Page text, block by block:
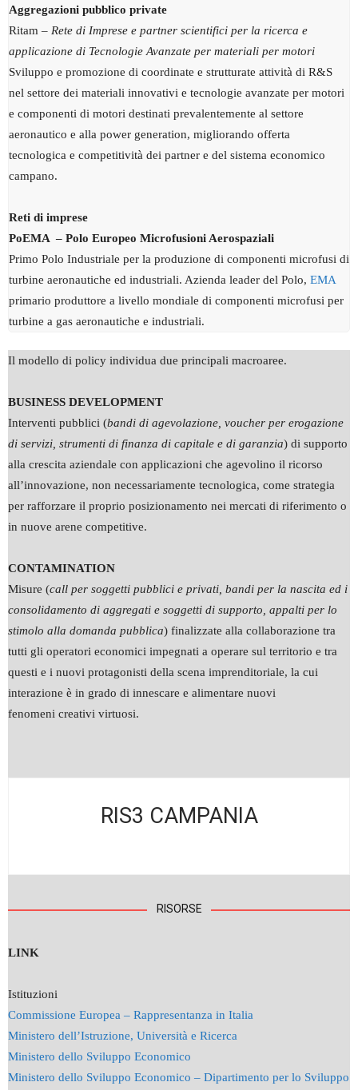
Aggregazioni pubblico private
Ritam – Rete di Imprese e partner scientifici per la ricerca e
applicazione di Tecnologie Avanzate per materiali per motori
Sviluppo e promozione di coordinate e strutturate attività di R&S
nel settore dei materiali innovativi e tecnologie avanzate per motori
e componenti di motori destinati prevalentemente al settore
aeronautico e alla power generation, migliorando offerta
tecnologica e competitività dei partner e del sistema economico
campano.
Reti di imprese
PoEMA – Polo Europeo Microfusioni Aerospaziali
Primo Polo Industriale per la produzione di componenti microfusi di
turbine aeronautiche ed industriali. Azienda leader del Polo, EMA
primario produttore a livello mondiale di componenti microfusi per
turbine a gas aeronautiche e industriali.
Il modello di policy individua due principali macroaree.
BUSINESS DEVELOPMENT
Interventi pubblici (bandi di agevolazione, voucher per erogazione
di servizi, strumenti di finanza di capitale e di garanzia) di supporto
alla crescita aziendale con applicazioni che agevolino il ricorso
all’innovazione, non necessariamente tecnologica, come strategia
per rafforzare il proprio posizionamento nei mercati di riferimento o
in nuove arene competitive.
CONTAMINATION
Misure (call per soggetti pubblici e privati, bandi per la nascita ed i
consolidamento di aggregati e soggetti di supporto, appalti per lo
stimolo alla domanda pubblica) finalizzate alla collaborazione tra
tutti gli operatori economici impegnati a operare sul territorio e tra
questi e i nuovi protagonisti della scena imprenditoriale, la cui
interazione è in grado di innescare e alimentare nuovi
fenomeni creativi virtuosi.
RIS3 CAMPANIA
RISORSE
LINK
Istituzioni
Commissione Europea – Rappresentanza in Italia
Ministero dell’Istruzione, Università e Ricerca
Ministero dello Sviluppo Economico
Ministero dello Sviluppo Economico – Dipartimento per lo Sviluppo